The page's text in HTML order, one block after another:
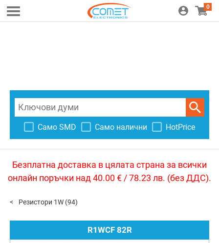
0
Само SMD Само налични HotPrice
Безплатна доставка в цялата страна за всички
онлайн поръчки над 40.00 € / 78.23 лв. (без ДДС).
Резистори 1W (94)
R1WCF 82R